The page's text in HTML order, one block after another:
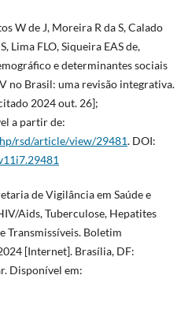
W de J, Moreira R da S, Calado
Lima FLO, Siqueira EAS de,
e determinantes sociais
no Brasil: uma revisão integrativa.
2024 out. 26];
a partir de:
rsd/article/view/29481. DOI:
de Vigilância em Saúde e
Aids, Tuberculose, Hepatites
Transmissíveis. Boletim
[Internet]. Brasília, DF:
Disponível em: